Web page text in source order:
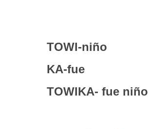
TOWI-niño
KA-fue
TOWIKA- fue niño